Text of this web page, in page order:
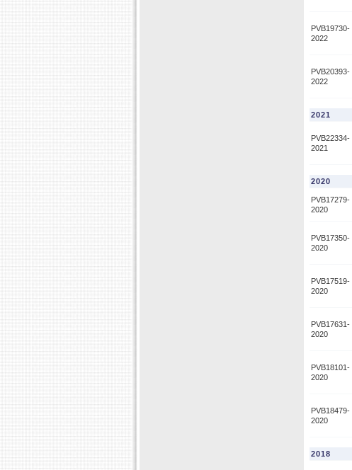
PVB19730-
2022
PVB20393-
2022
2021
PVB22334-
2021
2020
PVB17279-
2020
PVB17350-
2020
PVB17519-
2020
PVB17631-
2020
PVB18101-
2020
PVB18479-
2020
2018